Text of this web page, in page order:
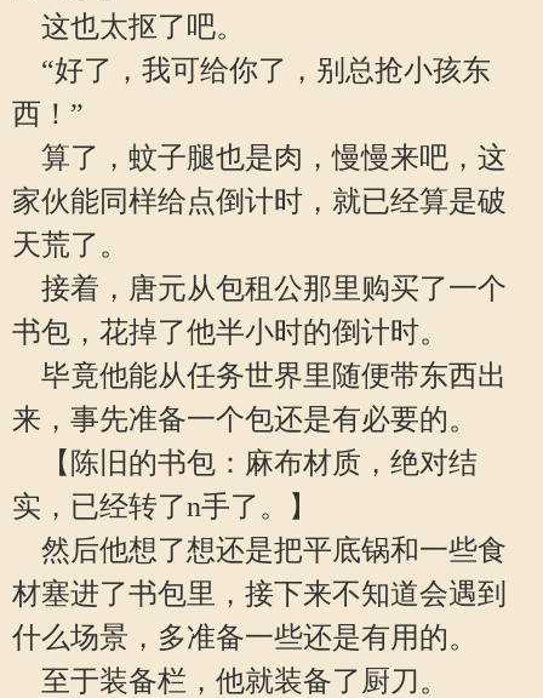
这也太抠了吧。
“好了，我可给你了，别总抢小孩东
西！”
算了，蚊子腿也是肉，慢慢来吧，这
家伙能同样给点倒计时，就已经算是破
天荒了。
接着，唐元从包租公那里购买了一个
书包，花掉了他半小时的倒计时。
毕竟他能从任务世界里随便带东西出
来，事先准备一个包还是有必要的。
【陈旧的书包：麻布材质，绝对结
实，已经转了n手了。】
然后他想了想还是把平底锅和一些食
材塞进了书包里，接下来不知道会遇到
什么场景，多准备一些还是有用的。
至于装备栏，他就装备了厨刀。